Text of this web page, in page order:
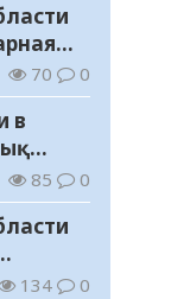
70 0
в
85 0
134 0